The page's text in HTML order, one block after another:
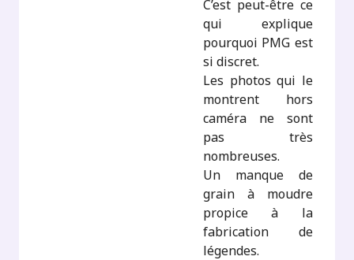
C’est peut-être ce
qui explique
pourquoi PMG est
si discret.
Les photos qui le
montrent hors
caméra ne sont
pas très
nombreuses.
Un manque de
grain à moudre
propice à la
fabrication de
légendes.